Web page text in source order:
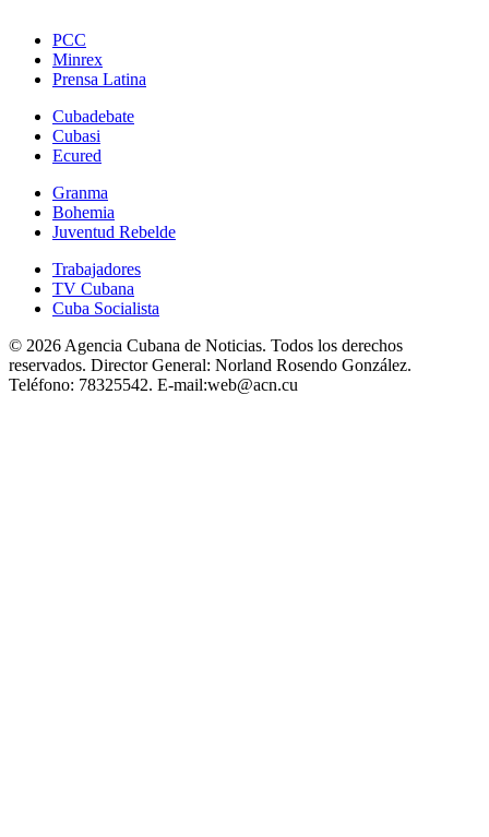
PCC
Minrex
Prensa Latina
Cubadebate
Cubasi
Ecured
Granma
Bohemia
Juventud Rebelde
Trabajadores
TV Cubana
Cuba Socialista
© 2026 Agencia Cubana de Noticias. Todos los derechos
reservados. Director General: Norland Rosendo González.
Teléfono: 78325542. E-mail:web@acn.cu